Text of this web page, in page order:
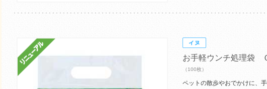
お手軽ウンチ処理袋
（100枚）
ペットの散歩やおでかけに、